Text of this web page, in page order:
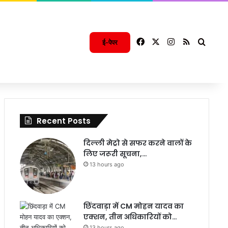
ई-पेपर FacebookInstagram
RSS
Recent Posts
दिल्ली मेट्रो से सफर करने वालों के
लिए जरूरी सूचना,…
13 hours ago
छिंदवाड़ा में CM मोहन यादव का
एक्शन, तीन अधिकारियों को…